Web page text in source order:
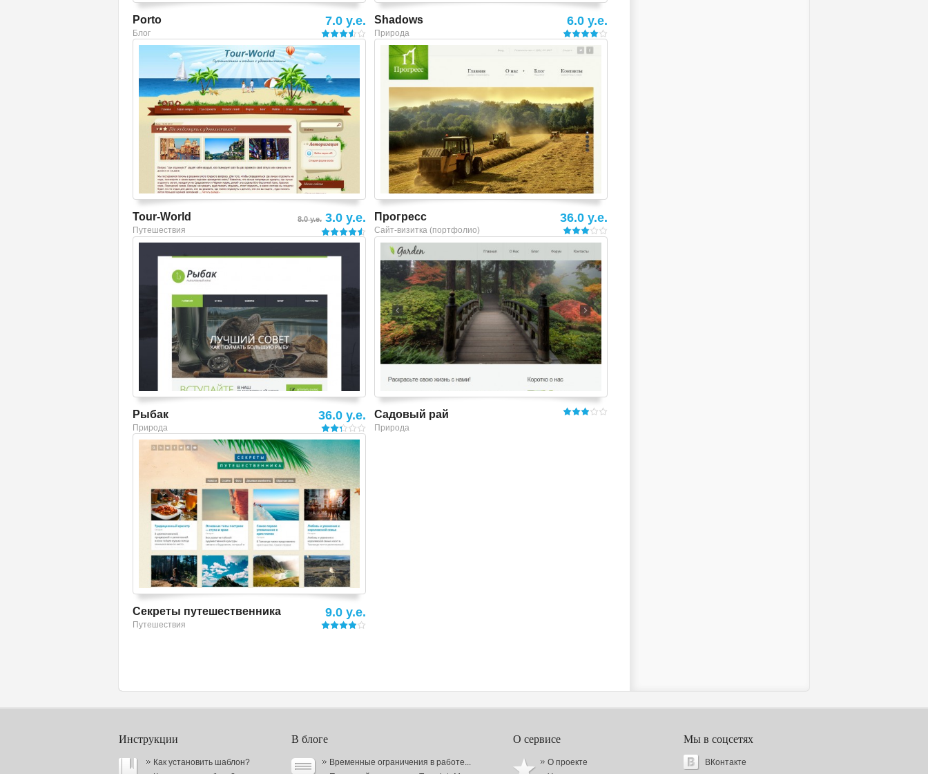
Porto
Блог
7.0 y.e. Shadows
Природа
6.0 y.e.
Смотреть шаблон
Tour-World
Путешествия
8.0 y.e. 3.0 y.e.
Смотреть шаблон
Прогресс
Сайт-визитка (портфолио)
36.0 y.e.
Рыбак
Природа
36.0 y.e.
Смотреть шаблон
Садовый рай
Природа
Смотреть шаблон
Секреты путешественника
Путешествия
9.0 y.e.
Инструкции
Как установить шаблон?
В блоге
Временные ограничения в работе...
О сервисе
О проекте
Мы в соцсетях
ВКонтакте